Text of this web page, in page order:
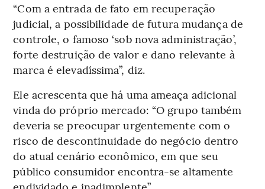
“Com a entrada de fato em recuperação
judicial, a possibilidade de futura mudança de
controle, o famoso ‘sob nova administração’,
forte destruição de valor e dano relevante à
marca é elevadíssima”, diz.
Ele acrescenta que há uma ameaça adicional
vinda do próprio mercado: “O grupo também
deveria se preocupar urgentemente com o
risco de descontinuidade do negócio dentro
do atual cenário econômico, em que seu
público consumidor encontra-se altamente